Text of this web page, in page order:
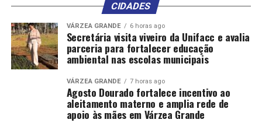
CIDADES
VÁRZEA GRANDE 6 horas ago
Secretária visita viveiro da Unifacc e avalia
parceria para fortalecer educação
ambiental nas escolas municipais
VÁRZEA GRANDE 7 horas ago
Agosto Dourado fortalece incentivo ao
aleitamento materno e amplia rede de
apoio às mães em Várzea Grande